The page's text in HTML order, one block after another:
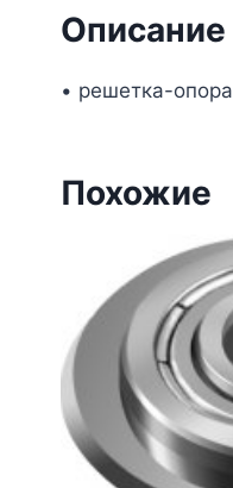
Описание
• решетка-опора
Похожие